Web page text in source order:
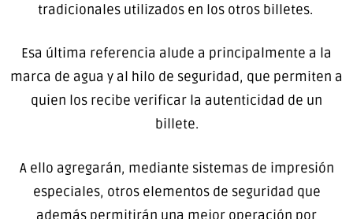
tradicionales utilizados en los otros billetes.
Esa última referencia alude a principalmente a la
marca de agua y al hilo de seguridad, que permiten a
quien los recibe verificar la autenticidad de un
billete.
A ello agregarán, mediante sistemas de impresión
especiales, otros elementos de seguridad que
además permitirán una mejor operación por